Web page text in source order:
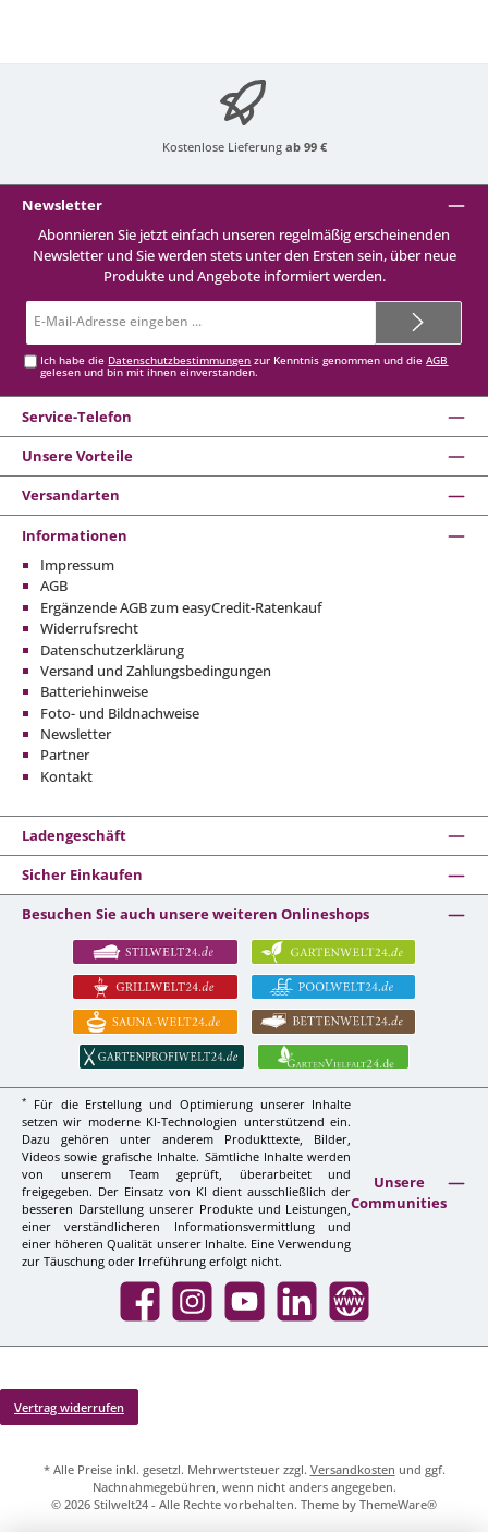
Kostenlose Lieferung ab 99 €
Newsletter
Abonnieren Sie jetzt einfach unseren regelmäßig erscheinenden
Newsletter und Sie werden stets unter den Ersten sein, über neue
Produkte und Angebote informiert werden.
Mail-
Ich habe die Datenschutzbestimmungen zur Kenntnis genommen und dieAGB
gelesen und bin mit ihnen einverstanden.
Service-Telefon
Unsere Vorteile
Versandarten
Informationen
Impressum
AGB
Ergänzende AGB zum easyCredit-Ratenkauf
Widerrufsrecht
Datenschutzerklärung
Versand und Zahlungsbedingungen
Batteriehinweise
Foto- und Bildnachweise
Newsletter
Partner
Kontakt
Ladengeschäft
Sicher Einkaufen
Besuchen Sie auch unsere weiteren Onlineshops
*
Für die Erstellung und Optimierung unserer Inhalte
setzen wir moderne KI-Technologien unterstützend ein.
Dazu gehören unter anderem Produkttexte, Bilder,
Videos sowie grafische Inhalte. Sämtliche Inhalte werden
von unserem Team geprüft, überarbeitet und
freigegeben. Der Einsatz von KI dient ausschließlich der
besseren Darstellung unserer Produkte und Leistungen,
einer verständlicheren Informationsvermittlung und
einer höheren Qualität unserer Inhalte. Eine Verwendung
zur Täuschung oder Irreführung erfolgt nicht.
Unsere
Communities
Facebook InstagramYouTube LinkedIn Website
Vertrag widerrufen
* Alle Preise inkl. gesetzl. Mehrwertsteuer zzgl. Versandkosten und ggf.
Nachnahmegebühren, wenn nicht anders angegeben.
© 2026 Stilwelt24 - Alle Rechte vorbehalten. Theme by ThemeWare®